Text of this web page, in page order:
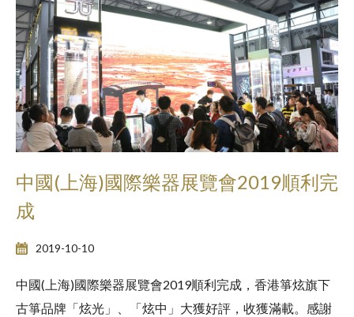
中國(上海)國際樂器展覽會2019順利完
成
2019-10-10
中國(上海)國際樂器展覽會2019順利完成，香港箏炫旗下
古箏品牌「炫光」、「炫中」大獲好評，收獲滿載。感謝